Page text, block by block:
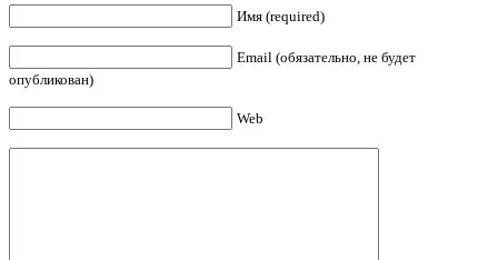
Имя (required)
Email (обязательно, не будет
опубликован)
Web